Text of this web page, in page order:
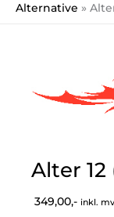
Alternative
Alter
349,00,- inkl.